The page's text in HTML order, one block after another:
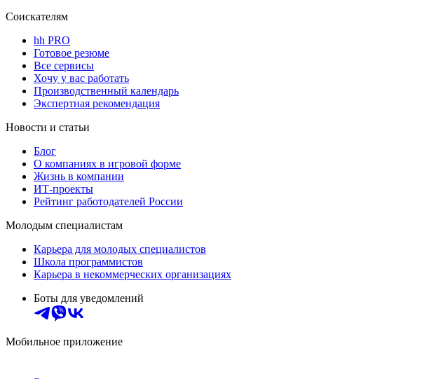
Соискателям
hh PRO
Готовое резюме
Все сервисы
Хочу у вас работать
Производственный календарь
Экспертная рекомендация
Новости и статьи
Блог
О компаниях в игровой форме
Жизнь в компании
ИТ-проекты
Рейтинг работодателей России
Молодым специалистам
Карьера для молодых специалистов
Школа программистов
Карьера в некоммерческих организациях
Боты для уведомлений
Мобильное приложение